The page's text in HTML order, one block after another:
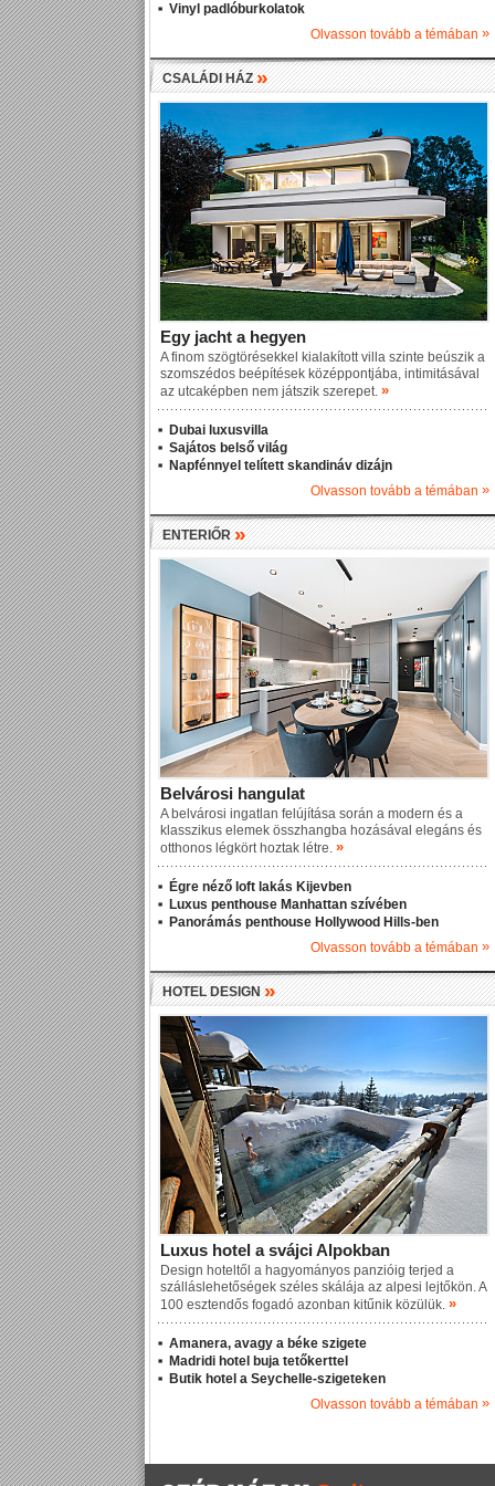
Vinyl padlóburkolatok
Olvasson tovább a témában »
CSALÁDI HÁZ»
Egy jacht a hegyen
A finom szögtörésekkel kialakított villa szinte beúszik a
szomszédos beépítések középpontjába, intimitásával
az utcaképben nem játszik szerepet. »
Dubai luxusvilla
Sajátos belső világ
Napfénnyel telített skandináv dizájn
Olvasson tovább a témában »
ENTERIŐR»
Belvárosi hangulat
A belvárosi ingatlan felújítása során a modern és a
klasszikus elemek összhangba hozásával elegáns és
otthonos légkört hoztak létre. »
Égre néző loft lakás Kijevben
Luxus penthouse Manhattan szívében
Panorámás penthouse Hollywood Hills-ben
Olvasson tovább a témában »
HOTEL DESIGN»
Luxus hotel a svájci Alpokban
Design hoteltől a hagyományos panzióig terjed a
szálláslehetőségek széles skálája az alpesi lejtőkön. A
100 esztendős fogadó azonban kitűnik közülük. »
Amanera, avagy a béke szigete
Madridi hotel buja tetőkerttel
Butik hotel a Seychelle-szigeteken
Olvasson tovább a témában »